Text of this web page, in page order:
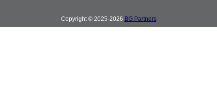
Copyright © 2025-2026 BG Partners